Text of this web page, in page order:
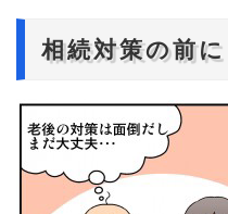
相続対策の前に